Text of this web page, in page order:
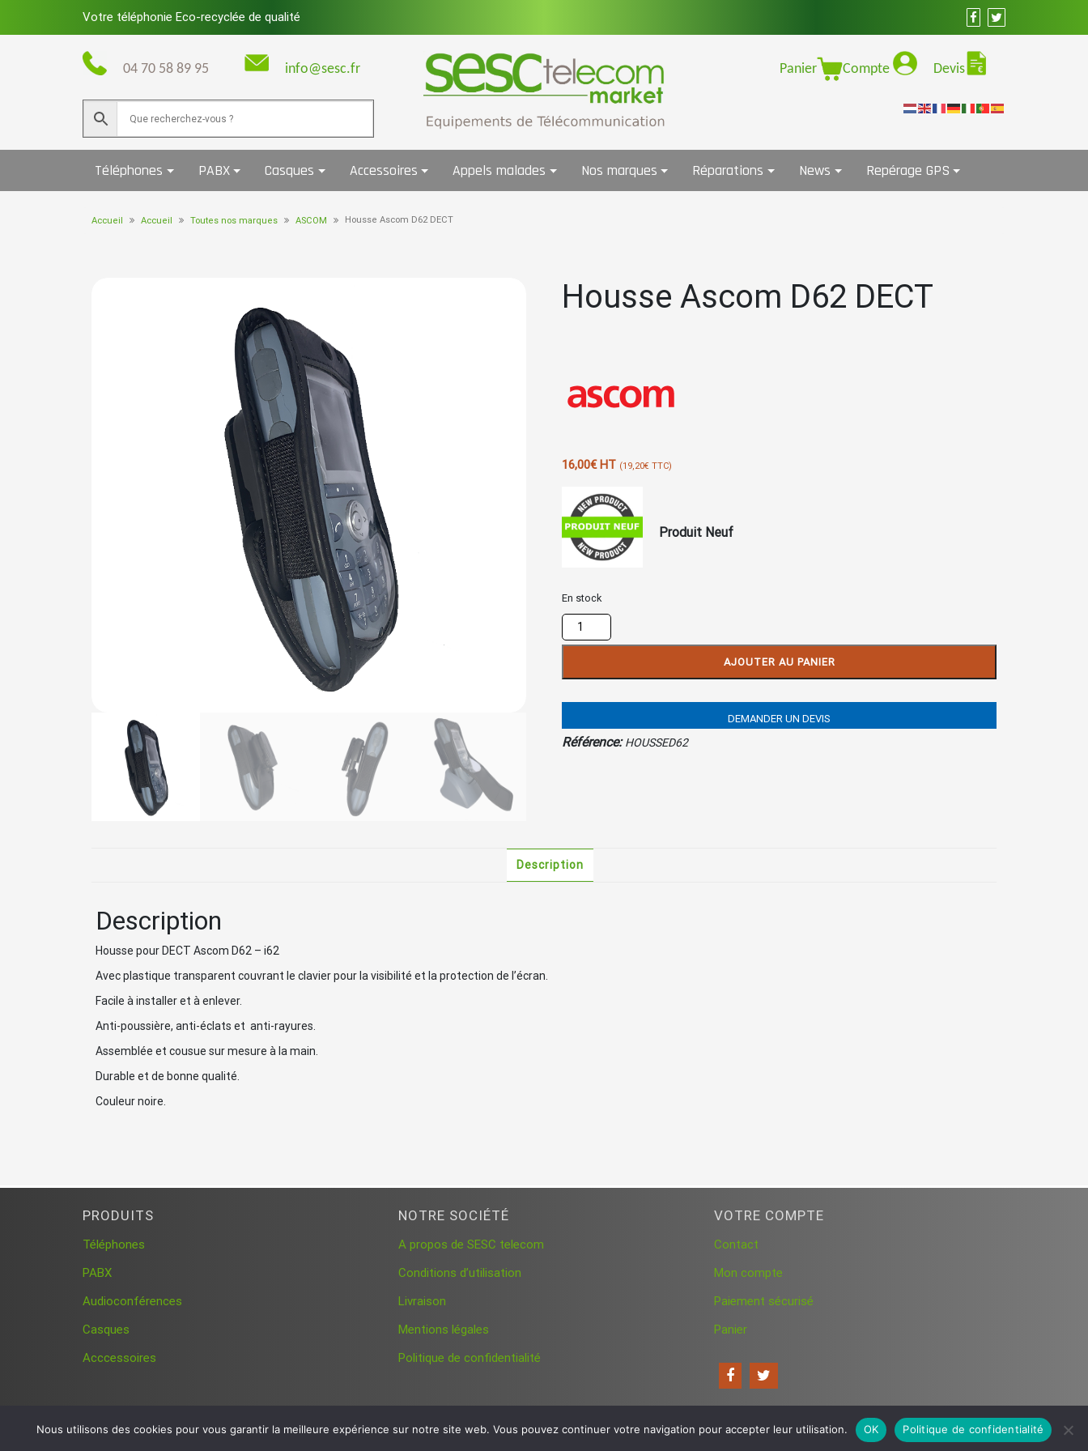
Votre téléphonie Eco-recyclée de qualité
04 70 58 89 95 info@sesc.fr Panier Compte Devis
Téléphones PABX Casques Accessoires Appels malades Nos marques Réparations News Repérage GPS
Accueil Accueil Toutes nos marques ASCOM Housse Ascom D62 DECT
Housse Ascom D62 DECT
16,00€HT (19,20€ TTC)
Produit Neuf
En stock
quantité
de
DECT
AJOUTER AU PANIER
DEMANDER UN DEVIS
Référence:HOUSSED62
Description
Description
Housse pour DECT Ascom D62 – i62
Avec plastique transparent couvrant le clavier pour la visibilité et la protection de l’écran.
Facile à installer et à enlever.
Anti-poussière, anti-éclats et anti-rayures.
Assemblée et cousue sur mesure à la main.
Durable et de bonne qualité.
Couleur noire.
PRODUITS
Téléphones
PABX
Audioconférences
Casques
Acccessoires
NOTRE SOCIÉTÉ
A propos de SESC telecom
Conditions d’utilisation
Livraison
Mentions légales
Politique de confidentialité
VOTRE COMPTE
Contact
Mon compte
Paiement sécurisé
Panier
© 2026 SESC telecom France
Nous utilisons des cookies pour vous garantir la meilleure expérience sur notre site web. Vous pouvez continuer votre navigation pour accepter leur utilisation. OK Politique de confidentialité